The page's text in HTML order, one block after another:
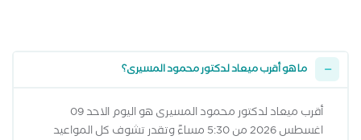
ما هو أقرب ميعاد لدكتور محمود المسيرى؟
أقرب ميعاد لدكتور محمود المسيرى هو اليوم الاحد 09
اغسطس 2026 من 5:30 مساءً وتقدر تشوف كل المواعيد